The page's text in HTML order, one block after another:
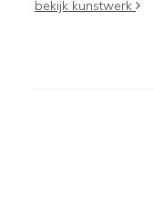
bekijk kunstwerk